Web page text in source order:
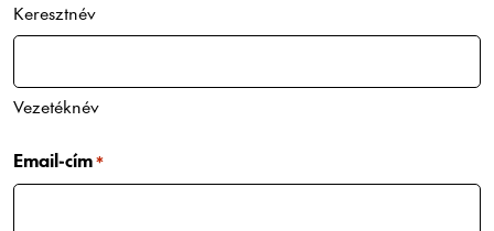
Keresztnév
Vezetéknév
Email-cím*